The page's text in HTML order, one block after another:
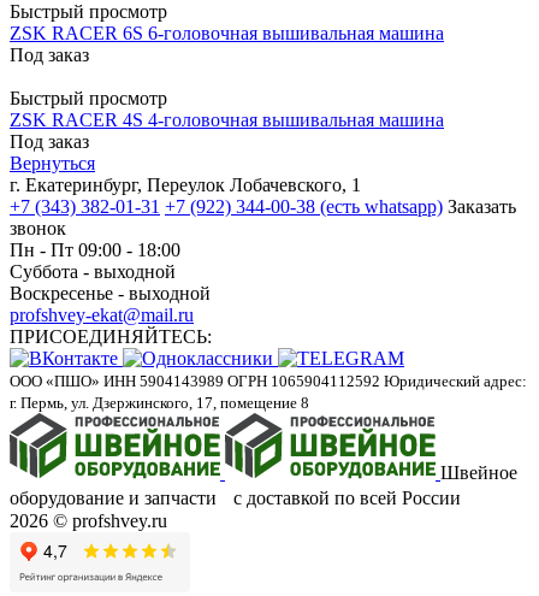
Быстрый просмотр
ZSK RACER 6S 6-головочная вышивальная машина
Под заказ
Быстрый просмотр
ZSK RACER 4S 4-головочная вышивальная машина
Под заказ
Вернуться
г. Екатеринбург, Переулок Лобачевского, 1
+7 (343) 382-01-31 +7 (922) 344-00-38 (есть whatsapp) Заказать
звонок
Пн - Пт 09:00 - 18:00
Суббота - выходной
Воскресенье - выходной
profshvey-ekat@mail.ru
ПРИСОЕДИНЯЙТЕСЬ:
ООО «ПШО» ИНН 5904143989 ОГРН 1065904112592 Юридический адрес:
г. Пермь, ул. Дзержинского, 17, помещение 8
Швейное
оборудование и запчасти с доставкой по всей России
2026 © profshvey.ru